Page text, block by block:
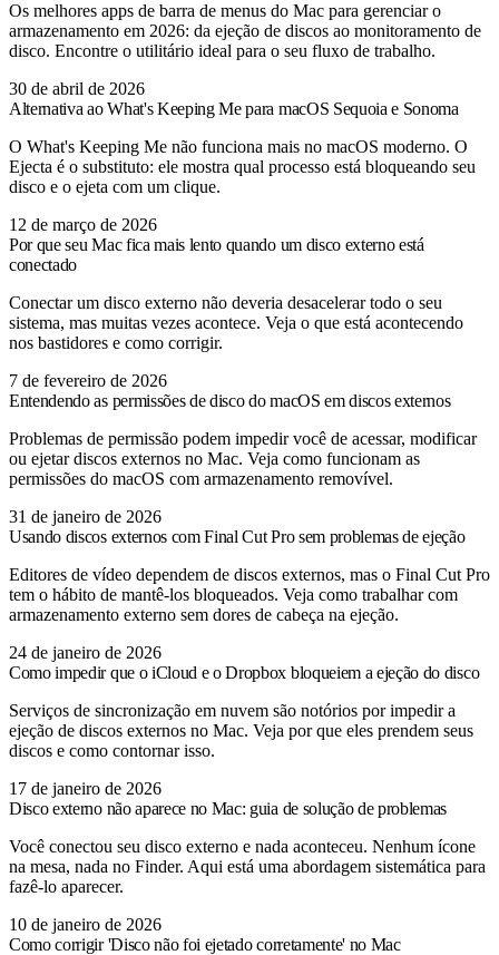
Os melhores apps de barra de menus do Mac para gerenciar o
armazenamento em 2026: da ejeção de discos ao monitoramento de
disco. Encontre o utilitário ideal para o seu fluxo de trabalho.
30 de abril de 2026
Alternativa ao What's Keeping Me para macOS Sequoia e Sonoma
O What's Keeping Me não funciona mais no macOS moderno. O
Ejecta é o substituto: ele mostra qual processo está bloqueando seu
disco e o ejeta com um clique.
12 de março de 2026
Por que seu Mac fica mais lento quando um disco externo está
conectado
Conectar um disco externo não deveria desacelerar todo o seu
sistema, mas muitas vezes acontece. Veja o que está acontecendo
nos bastidores e como corrigir.
7 de fevereiro de 2026
Entendendo as permissões de disco do macOS em discos externos
Problemas de permissão podem impedir você de acessar, modificar
ou ejetar discos externos no Mac. Veja como funcionam as
permissões do macOS com armazenamento removível.
31 de janeiro de 2026
Usando discos externos com Final Cut Pro sem problemas de ejeção
Editores de vídeo dependem de discos externos, mas o Final Cut Pro
tem o hábito de mantê-los bloqueados. Veja como trabalhar com
armazenamento externo sem dores de cabeça na ejeção.
24 de janeiro de 2026
Como impedir que o iCloud e o Dropbox bloqueiem a ejeção do disco
Serviços de sincronização em nuvem são notórios por impedir a
ejeção de discos externos no Mac. Veja por que eles prendem seus
discos e como contornar isso.
17 de janeiro de 2026
Disco externo não aparece no Mac: guia de solução de problemas
Você conectou seu disco externo e nada aconteceu. Nenhum ícone
na mesa, nada no Finder. Aqui está uma abordagem sistemática para
fazê-lo aparecer.
10 de janeiro de 2026
Como corrigir 'Disco não foi ejetado corretamente' no Mac